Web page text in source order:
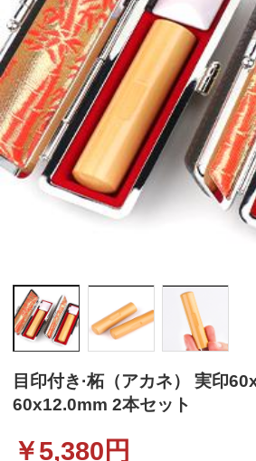
目印付き·柘（アカネ） 実印
60x12.0mm 2本セット
￥5,380 円